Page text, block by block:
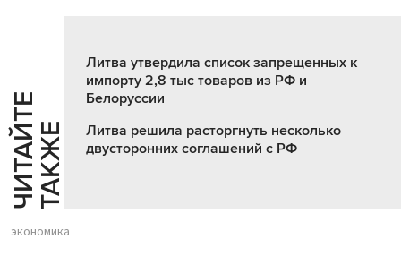
Ч
И
Т
АЙ
Т
Е
Т
А
К
ЖЕ
Литва утвердила список запрещенных к
импорту 2,8 тыс товаров из РФ и
Белоруссии
Литва решила расторгнуть несколько
двусторонних соглашений с РФ
экономика